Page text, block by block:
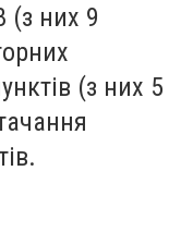
(з них 9
(з них 5